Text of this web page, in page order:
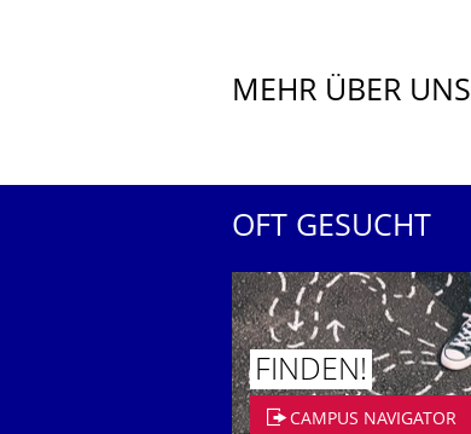
MEHR ÜBER UNS
OFT GESUCHT
FINDEN!
CAMPUS NAVIGATOR